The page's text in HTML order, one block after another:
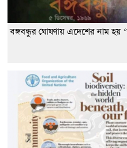
বঙ্গবন্ধুর ঘোষণায় এদেশের নাম হয়